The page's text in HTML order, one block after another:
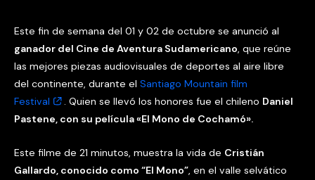
Este fin de semana del 01 y 02 de octubre se anunció al
ganador del Cine de Aventura Sudamericano, que reúne
las mejores piezas audiovisuales de deportes al aire libre
del continente, durante el Santiago Mountain film
Festival
. Quien se llevó los honores fue el chileno Daniel
Pastene, con su película «El Mono de Cochamó».
Este filme de 21 minutos, muestra la vida de Cristián
Gallardo, conocido como “El Mono”, en el valle selvático